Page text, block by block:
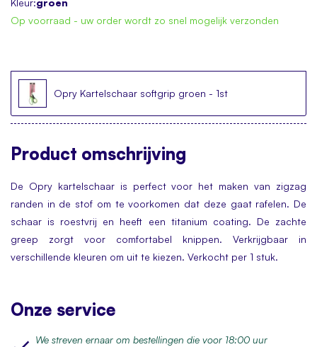
Kleur:groen
Op voorraad - uw order wordt zo snel mogelijk verzonden
Opry Kartelschaar softgrip groen - 1st
beginning
images
gallery
Product omschrijving
De Opry kartelschaar is perfect voor het maken van zigzag
randen in de stof om te voorkomen dat deze gaat rafelen. De
schaar is roestvrij en heeft een titanium coating. De zachte
greep zorgt voor comfortabel knippen. Verkrijgbaar in
verschillende kleuren om uit te kiezen. Verkocht per 1 stuk.
Onze service
We streven ernaar om bestellingen die voor 18:00 uur